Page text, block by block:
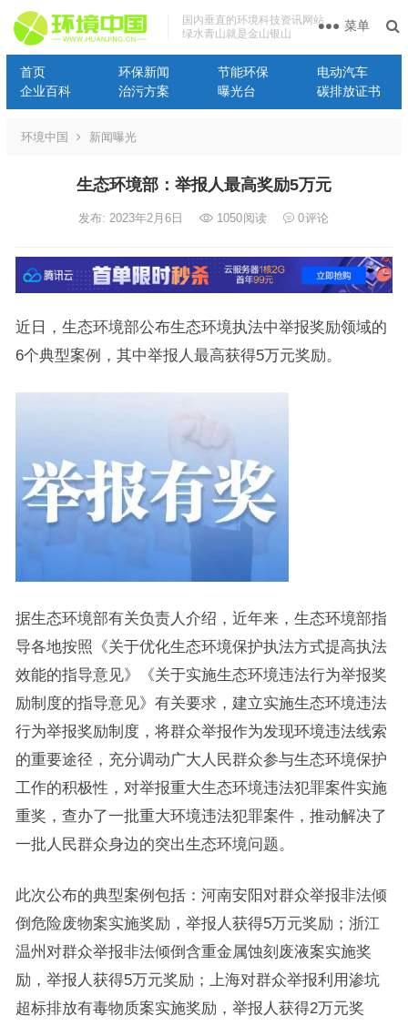
国内垂直的环境科技资讯网站
绿水青山就是金山银山
首页 环保新闻 节能环保
电动汽车
企业百科
治污方案 曝光台 碳排放证书
菜单
环境中国 新闻曝光
生态环境部：举报人最高奖励5万元
发布: 2023年2月6日 1050阅读 0评论
近日，生态环境部公布生态环境执法中举报奖励领域的
6个典型案例，其中举报人最高获得5万元奖励。
据生态环境部有关负责人介绍，近年来，生态环境部指
导各地按照《关于优化生态环境保护执法方式提高执法
效能的指导意见》《关于实施生态环境违法行为举报奖
励制度的指导意见》有关要求，建立实施生态环境违法
行为举报奖励制度，将群众举报作为发现环境违法线索
的重要途径，充分调动广大人民群众参与生态环境保护
工作的积极性，对举报重大生态环境违法犯罪案件实施
重奖，查办了一批重大环境违法犯罪案件，推动解决了
一批人民群众身边的突出生态环境问题。
此次公布的典型案例包括：河南安阳对群众举报非法倾
倒危险废物案实施奖励，举报人获得5万元奖励；浙江
温州对群众举报非法倾倒含重金属蚀刻废液案实施奖
励，举报人获得5万元奖励；上海对群众举报利用渗坑
超标排放有毒物质案实施奖励，举报人获得2万元奖